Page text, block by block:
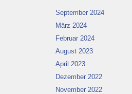
September 2024
März 2024
Februar 2024
August 2023
April 2023
Dezember 2022
November 2022